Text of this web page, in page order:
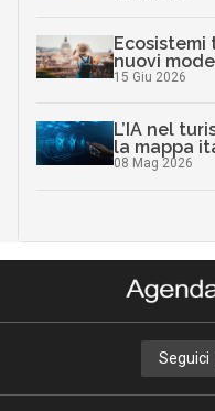
Ecosistemi
nuovi
15 Giu 2026
L’IA nel
la mappa
08 Mag 2026
Seguici